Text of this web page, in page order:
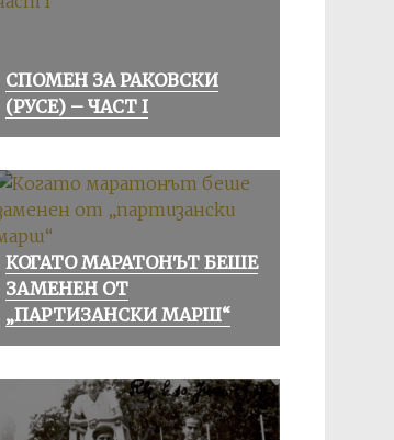
СПОМЕН ЗА РАКОВСКИ
(РУСЕ) – ЧАСТ I
КОГАТО МАРАТОНЪТ БЕШЕ
ЗАМЕНЕН ОТ
„ПАРТИЗАНСКИ МАРШ“